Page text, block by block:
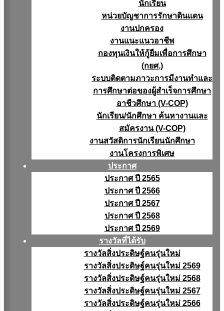
นักเรียน
หน่วยบัญชาการรักษาดินแดน
งานปกครอง
งานแนะแนวอาชีพ
กองทุนเงินให้กู้ยืมเพื่อการศึกษา
(กยศ.)
ระบบติดตามภาวะการมีงานทำและ
การศึกษาต่อของผู้สำเร็จการศึกษา
อาชีวศึกษา (V-COP)
นักเรียน/นักศึกษา ค้นหางานและ
สมัครงาน (V-COP)
งานสวัสดิการนักเรียนนักศึกษา
งานโครงการพิเศษ
ประกาศ
ประกาศ ปี 2565
ประกาศ ปี 2566
ประกาศ ปี 2567
ประกาศ ปี 2568
ประกาศ ปี 2569
รางวัลที่ได้รับ
รางวัลสิ่งประดิษฐ์คนรุ่นใหม่
รางวัลสิ่งประดิษฐ์คนรุ่นใหม่ 2569
รางวัลสิ่งประดิษฐ์คนรุ่นใหม่ 2568
รางวัลสิ่งประดิษฐ์คนรุ่นใหม่ 2567
รางวัลสิ่งประดิษฐ์คนรุ่นใหม่ 2566